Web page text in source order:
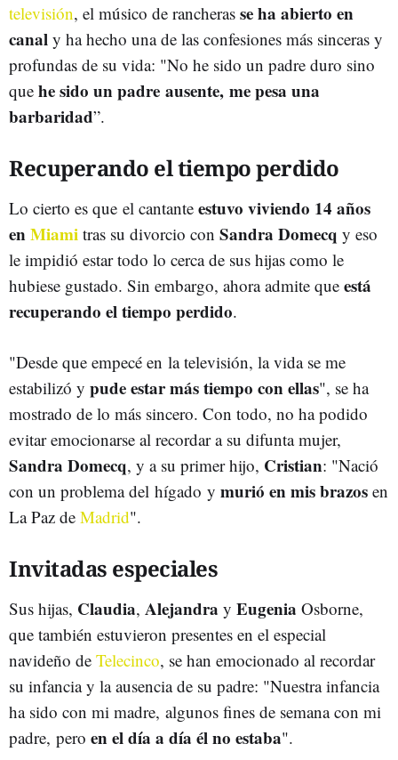
televisión, el músico de rancheras se ha abierto en
canal y ha hecho una de las confesiones más sinceras y
profundas de su vida: "No he sido un padre duro sino
que he sido un padre ausente, me pesa una
barbaridad”.
Recuperando el tiempo perdido
Lo cierto es que el cantante estuvo viviendo 14 años
enMiami tras su divorcio con Sandra Domecq y eso
le impidió estar todo lo cerca de sus hijas como le
hubiese gustado. Sin embargo, ahora admite que está
recuperando el tiempo perdido.
"Desde que empecé en la televisión, la vida se me
estabilizó y pude estar más tiempo con ellas", se ha
mostrado de lo más sincero. Con todo, no ha podido
evitar emocionarse al recordar a su difunta mujer,
Sandra Domecq, y a su primer hijo, Cristian: "Nació
con un problema del hígado y murió en mis brazos en
La Paz de Madrid".
Invitadas especiales
Sus hijas, Claudia, Alejandra y Eugenia Osborne,
que también estuvieron presentes en el especial
navideño de Telecinco, se han emocionado al recordar
su infancia y la ausencia de su padre: "Nuestra infancia
ha sido con mi madre, algunos fines de semana con mi
padre, pero en el día a día él no estaba".